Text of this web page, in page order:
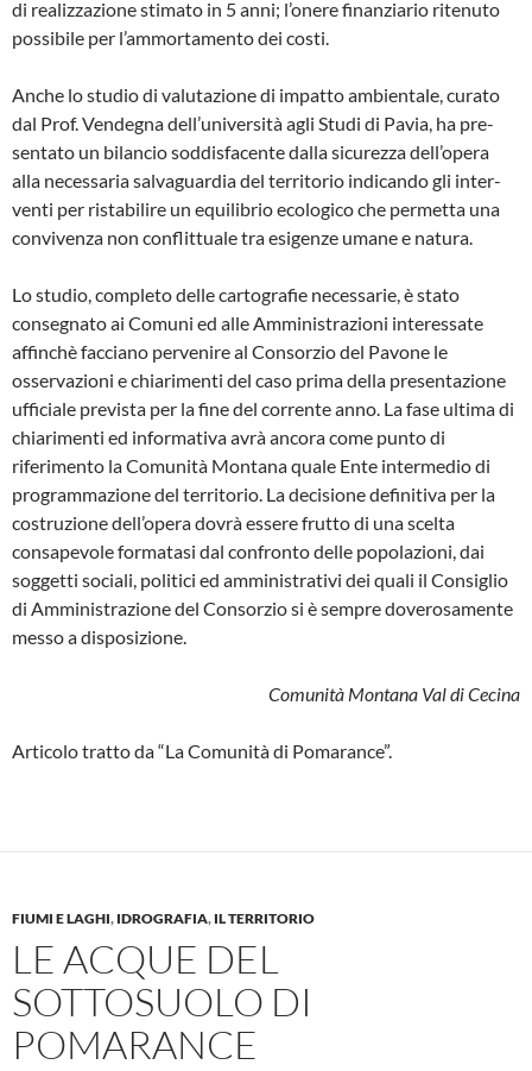
di realizzazione stimato in 5 anni; l’onere finanziario rite­nuto
possibile per l’ammortamento dei co­sti.
Anche lo studio di valutazione di impatto ambientale, curato
dal Prof. Vendegna dell’università agli Studi di Pavia, ha pre­
sentato un bilancio soddisfacente dalla si­curezza dell’opera
alla necessaria salvaguardia del territorio indicando gli inter­
venti per ristabilire un equilibrio ecologi­co che permetta una
convivenza non con­flittuale tra esigenze umane e natura.
Lo studio, completo delle cartografie ne­cessarie, è stato
consegnato ai Comuni ed alle Amministrazioni interessate
affin­chè facciano pervenire al Consorzio del Pavone le
osservazioni e chiarimenti del caso prima della presentazione
ufficiale prevista per la fine del corrente anno. La fase ultima di
chiarimenti ed informa­tiva avrà ancora come punto di
riferimen­to la Comunità Montana quale Ente inter­medio di
programmazione del territorio. La decisione definitiva per la
costruzione dell’opera dovrà essere frutto di una scel­ta
consapevole formatasi dal confronto delle popolazioni, dai
soggetti sociali, po­litici ed amministrativi dei quali il Consi­glio
di Amministrazione del Consorzio si è sempre doverosamente
messo a dispo­sizione.
Comunità Montana Val di Cecina
Articolo tratto da “La Comunità di Pomarance”.
FIUMI E LAGHI, IDROGRAFIA, IL TERRITORIO
LE ACQUE DEL
SOTTOSUOLO DI
POMARANCE